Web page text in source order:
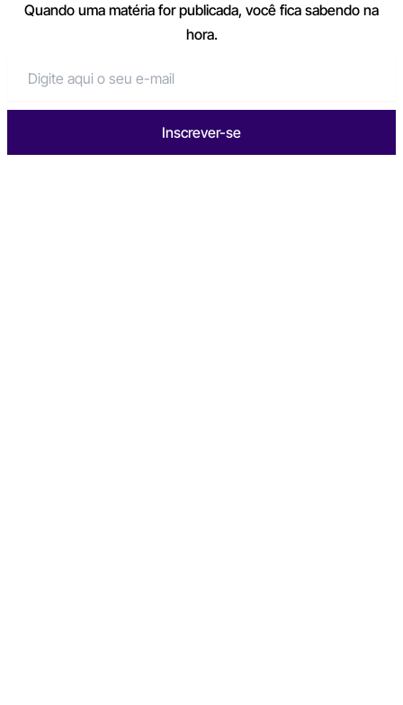
Quando uma matéria for publicada, você fica sabendo na
hora.
Inscrever-se